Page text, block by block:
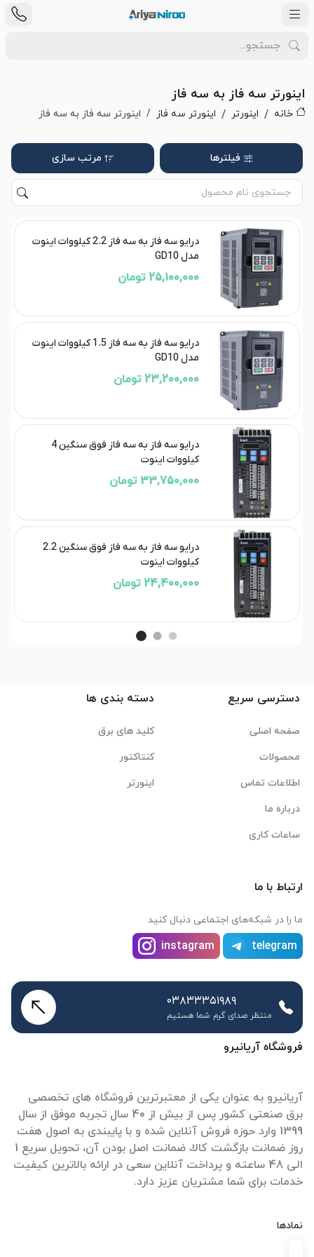
اینورتر سه فاز به سه فاز
خانه اینورتر اینورتر سه فاز اینورتر سه فاز به سه فاز
فیلترها مرتب سازی
درایو سه فاز به سه فاز 2.2 کیلووات اینوت
مدل GD10
25,100,000 تومان
درایو سه فاز به سه فاز 1.5 کیلووات اینوت
مدل GD10
23,200,000 تومان
درایو سه فاز به سه فاز فوق سنگین 4
کیلووات اینوت
33,750,000 تومان
درایو سه فاز به سه فاز فوق سنگین 2.2
کیلووات اینوت
24,400,000 تومان
فروشگاه آریانیرو
آریانیرو به عنوان یکی از معتبرترین فروشگاه های تخصصی
برق صنعتی کشور پس از بیش از 40 سال تجربه موفق از سال
1399 وارد حوزه فروش آنلاین شده و با پایبندی به اصول هفت
روز ضمانت بازگشت کالا، ضمانت اصل بودن آن، تحویل سریع 1
الی 48 ساعته و پرداخت آنلاین سعی در ارائه بالاترین کیفیت
خدمات برای شما مشتریان عزیز دارد.
نمادها
دسترسی سریع
صفحه اصلی
محصولات
اطلاعات تماس
درباره ما
ساعات کاری
دسته بندی ها
کلید های برق
کنتاکتور
اینورتر
ارتباط با ما
ما را در شبکه‌های اجتماعی دنبال کنید
telegram
instagram
۰۳۸۳۳۳۵۱۹۸۹
منتظر صدای گرم شما هستیم